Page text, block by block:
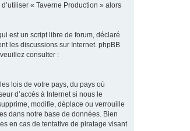
« Taverne Production » alors
est un script libre de forum, déclaré
les discussions sur Internet. phpBB
consulter :
lois de votre pays, du pays où
d’accès à Internet si nous le
modifie, déplace ou verrouille
dans notre base de données. Bien
en cas de tentative de piratage visant